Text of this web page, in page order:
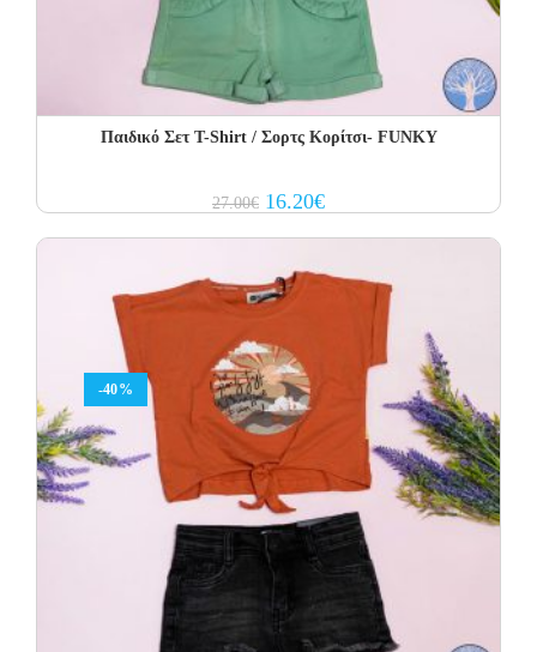
Παιδικό Σετ Τ-Shirt / Σορτς Κορίτσι- FUNKY
27.00€ Original
price
16.20€Current
price
-40%